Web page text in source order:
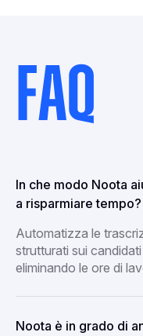
FAQ
In che modo Noota
a risparmiare tempo?
Automatizza le
strutturati sui
eliminando le ore di
Noota è in grado di